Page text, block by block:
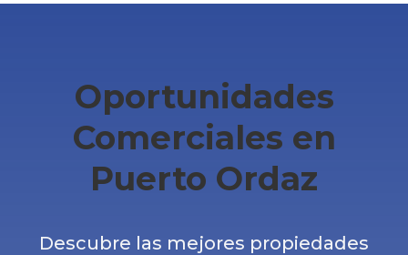
Oportunidades
Comerciales en
Puerto Ordaz
Descubre las mejores propiedades